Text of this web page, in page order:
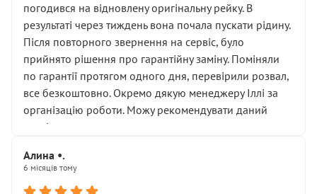
погодився на відновлену оригінальну рейку. В
результаті через тиждень вона почала пускати рідину.
Після повторного звернення на сервіс, було
прийнято рішення про гарантійну заміну. Поміняли
по гарантії протягом одного дня, перевірили розвал,
все безкоштовно. Окремо дякую менеджеру Іллі за
організацію роботи. Можу рекомендувати даний
сервіс.
Алина •.
6 місяців тому